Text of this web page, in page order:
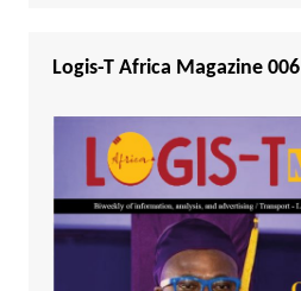
Logis-T Africa Magazine 006